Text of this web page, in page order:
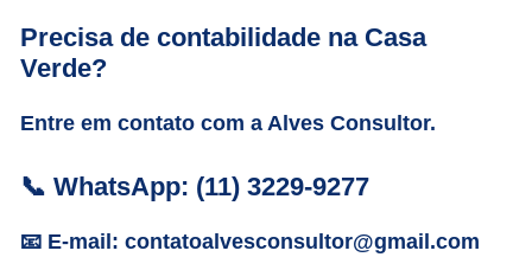
Precisa de contabilidade na Casa
Verde?
Entre em contato com a Alves Consultor.
📞 WhatsApp: (11) 3229-9277
📧 E-mail: contatoalvesconsultor@gmail.com